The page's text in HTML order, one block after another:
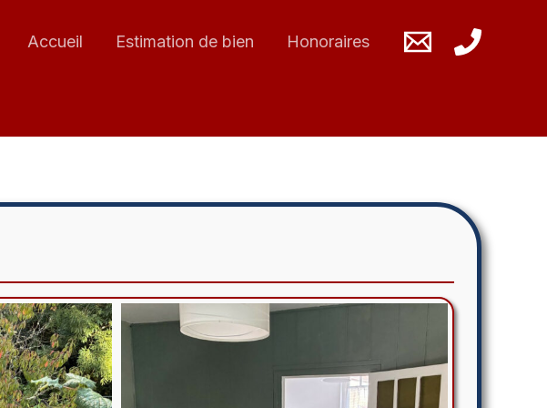
Accueil Estimation de bien Honoraires